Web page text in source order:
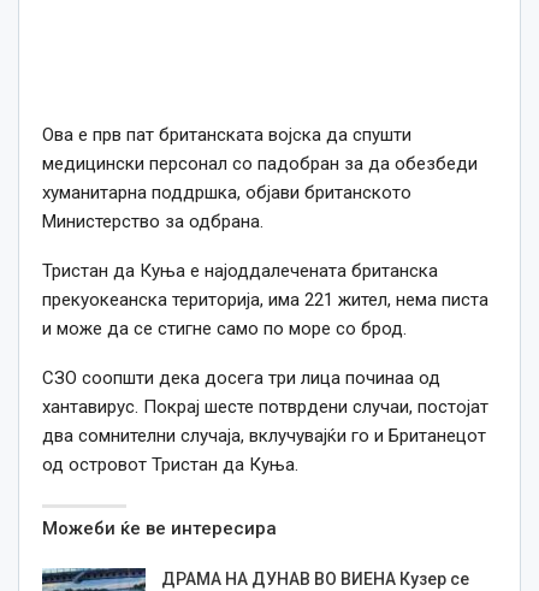
Ова е прв пат британската војска да спушти
медицински персонал со падобран за да обезбеди
хуманитарна поддршка, објави британското
Министерство за одбрана.
Тристан да Куња е најоддалечената британска
прекуокеанска територија, има 221 жител, нема писта
и може да се стигне само по море со брод.
СЗО соопшти дека досега три лица починаа од
хантавирус. Покрај шесте потврдени случаи, постојат
два сомнителни случаја, вклучувајќи го и Британецот
од островот Тристан да Куња.
Можеби ќе ве интересира
ДРАМА НА ДУНАВ ВО ВИЕНА Кузер се